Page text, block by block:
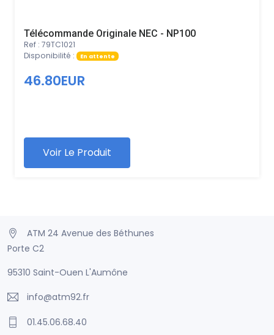
Télécommande Originale NEC - NP100
Ref : 79TC1021
Disponibilité :
En attente
46.80EUR
Voir Le Produit
ATM 24 Avenue des Béthunes
Porte C2
95310 Saint-Ouen L'Aumône
info@atm92.fr
01.45.06.68.40